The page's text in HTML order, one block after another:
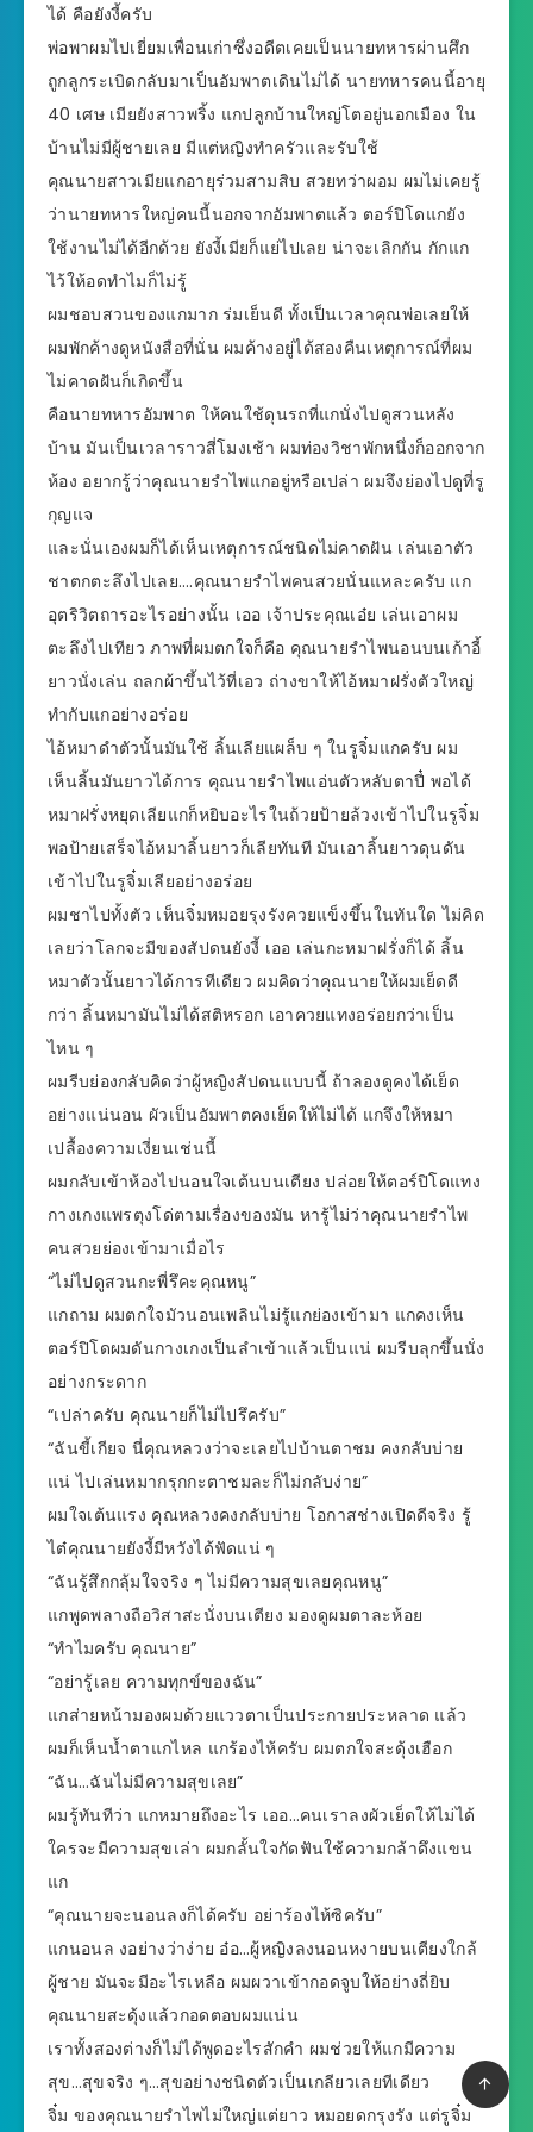
ได้ คือยังงี้ครับ
พ่อพาผมไปเยี่ยมเพื่อนเก่าซึ่งอดีตเคยเป็นนายทหารผ่านศึก
ถูกลูกระเบิดกลับมาเป็นอัมพาตเดินไม่ได้ นายทหารคนนี้อายุ
40 เศษ เมียยังสาวพริ้ง แกปลูกบ้านใหญ่โตอยู่นอกเมือง ใน
บ้านไม่มีผู้ชายเลย มีแต่หญิงทำครัวและรับใช้
คุณนายสาวเมียแกอายุร่วมสามสิบ สวยทว่าผอม ผมไม่เคยรู้
ว่านายทหารใหญ่คนนี้นอกจากอัมพาตแล้ว ตอร์ปิโดแกยัง
ใช้งานไม่ได้อีกด้วย ยังงี้เมียก็แย่ไปเลย น่าจะเลิกกัน กักแก
ไว้ให้อดทำไมก็ไม่รู้
ผมชอบสวนของแกมาก ร่มเย็นดี ทั้งเป็นเวลาคุณพ่อเลยให้
ผมพักค้างดูหนังสือที่นั่น ผมค้างอยู่ได้สองคืนเหตุการณ์ที่ผม
ไม่คาดฝันก็เกิดขึ้น
คือนายทหารอัมพาต ให้คนใช้ดุนรถที่แกนั่งไปดูสวนหลัง
บ้าน มันเป็นเวลาราวสี่โมงเช้า ผมท่องวิชาพักหนึ่งก็ออกจาก
ห้อง อยากรู้ว่าคุณนายรำไพแกอยู่หรือเปล่า ผมจึงย่องไปดูที่รู
กุญแจ
และนั่นเองผมก็ได้เห็นเหตุการณ์ชนิดไม่คาดฝัน เล่นเอาตัว
ชาตกตะลึงไปเลย….คุณนายรำไพคนสวยนั่นแหละครับ แก
อุตริวิตถารอะไรอย่างนั้น เออ เจ้าประคุณเอ๋ย เล่นเอาผม
ตะลึงไปเทียว ภาพที่ผมตกใจก็คือ คุณนายรำไพนอนบนเก้าอี้
ยาวนั่งเล่น ถลกผ้าขึ้นไว้ที่เอว ถ่างขาให้ไอ้หมาฝรั่งตัวใหญ่
ทำกับแกอย่างอร่อย
ไอ้หมาดำตัวนั้นมันใช้ ลิ้นเลียแผล็บ ๆ ในรูจิ๋มแกครับ ผม
เห็นลิ้นมันยาวได้การ คุณนายรำไพแอ่นตัวหลับตาปี๋ พอได้
หมาฝรั่งหยุดเลียแกก็หยิบอะไรในถ้วยป้ายล้วงเข้าไปในรูจิ๋ม
พอป้ายเสร็จไอ้หมาลิ้นยาวก็เลียทันที มันเอาลิ้นยาวดุนดัน
เข้าไปในรูจิ๋มเลียอย่างอร่อย
ผมชาไปทั้งตัว เห็นจิ๋มหมอยรุงรังควยแข็งขึ้นในทันใด ไม่คิด
เลยว่าโลกจะมีของสัปดนยังงี้ เออ เล่นกะหมาฝรั่งก็ได้ ลิ้น
หมาตัวนั้นยาวได้การทีเดียว ผมคิดว่าคุณนายให้ผมเย็ดดี
กว่า ลิ้นหมามันไม่ได้สติหรอก เอาควยแทงอร่อยกว่าเป็น
ไหน ๆ
ผมรีบย่องกลับคิดว่าผู้หญิงสัปดนแบบนี้ ถ้าลองดูคงได้เย็ด
อย่างแน่นอน ผัวเป็นอัมพาตคงเย็ดให้ไม่ได้ แกจึงให้หมา
เปลื้องความเงี่ยนเช่นนี้
ผมกลับเข้าห้องไปนอนใจเต้นบนเตียง ปล่อยให้ตอร์ปิโดแทง
กางเกงแพรตุงโด่ตามเรื่องของมัน หารู้ไม่ว่าคุณนายรำไพ
คนสวยย่องเข้ามาเมื่อไร
“ไม่ไปดูสวนกะพี่รึคะคุณหนู”
แกถาม ผมตกใจมัวนอนเพลินไม่รู้แกย่องเข้ามา แกคงเห็น
ตอร์ปิโดผมดันกางเกงเป็นลำเข้าแล้วเป็นแน่ ผมรีบลุกขึ้นนั่ง
อย่างกระดาก
“เปล่าครับ คุณนายก็ไม่ไปรึครับ”
“ฉันขี้เกียจ นี่คุณหลวงว่าจะเลยไปบ้านตาชม คงกลับบ่าย
แน่ ไปเล่นหมากรุกกะตาชมละก็ไม่กลับง่าย”
ผมใจเต้นแรง คุณหลวงคงกลับบ่าย โอกาสช่างเปิดดีจริง รู้
ไต๋คุณนายยังงี้มีหวังได้ฟัดแน่ ๆ
“ฉันรู้สึกกลุ้มใจจริง ๆ ไม่มีความสุขเลยคุณหนู”
แกพูดพลางถือวิสาสะนั่งบนเตียง มองดูผมตาละห้อย
“ทำไมครับ คุณนาย”
“อย่ารู้เลย ความทุกข์ของฉัน”
แกส่ายหน้ามองผมด้วยแววตาเป็นประกายประหลาด แล้ว
ผมก็เห็นน้ำตาแกไหล แกร้องไห้ครับ ผมตกใจสะดุ้งเฮือก
“ฉัน…ฉันไม่มีความสุขเลย”
ผมรู้ทันทีว่า แกหมายถึงอะไร เออ…คนเราลงผัวเย็ดให้ไม่ได้
ใครจะมีความสุขเล่า ผมกลั้นใจกัดฟันใช้ความกล้าดึงแขน
แก
“คุณนายจะนอนลงก็ได้ครับ อย่าร้องไห้ซิครับ”
แกนอนล งอย่างว่าง่าย อ๋อ…ผู้หญิงลงนอนหงายบนเตียงใกล้
ผู้ชาย มันจะมีอะไรเหลือ ผมผวาเข้ากอดจูบให้อย่างถี่ยิบ
คุณนายสะดุ้งแล้วกอดตอบผมแน่น
เราทั้งสองต่างก็ไม่ได้พูดอะไรสักคำ ผมช่วยให้แกมีความ
สุข…สุขจริง ๆ…สุขอย่างชนิดตัวเป็นเกลียวเลยทีเดียว
จิ๋ม ของคุณนายรำไพไม่ใหญ่แต่ยาว หมอยดกรุงรัง แต่รูจิ๋ม